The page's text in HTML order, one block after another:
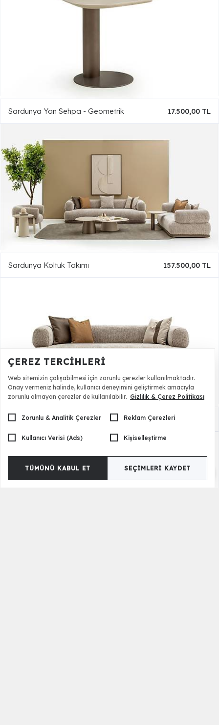
Sardunya Yan Sehpa - Geometrik 17.500,00 TL
Sardunya Koltuk Takımı 157.500,00 TL
Sardunya Kanepe 68.500,00 TL
ÇEREZ TERCIHLERI
Web sitemizin çalışabilmesi için zorunlu çerezler kullanılmaktadır.
Onay vermeniz halinde, kullanıcı deneyimini geliştirmek amacıyla
zorunlu olmayan çerezler de kullanılabilir. Gizlilik & Çerez Politikası
Zorunlu & Analitik Çerezler Reklam Çerezleri
Kullanıcı Verisi (Ads) Kişiselleştirme
TÜMÜNÜ KABUL ET SEÇIMLERI KAYDET